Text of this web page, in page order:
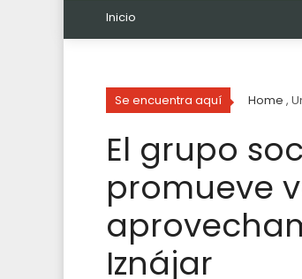
Inicio
Se encuentra aquí Home ,
El grupo
promueve
Iznájar